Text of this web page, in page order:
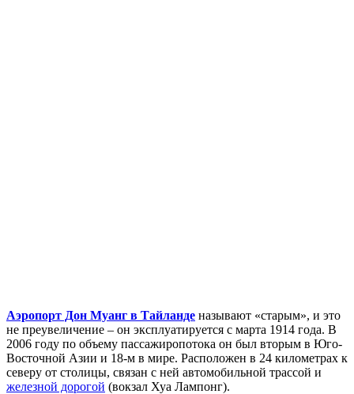
Аэропорт Дон Муанг в Тайланде называют «старым», и это
не преувеличение – он эксплуатируется с марта 1914 года. В
2006 году по объему пассажиропотока он был вторым в Юго-
Восточной Азии и 18-м в мире. Расположен в 24 километрах к
северу от столицы, связан с ней автомобильной трассой и
железной дорогой (вокзал Хуа Лампонг).